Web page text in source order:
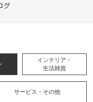
グ
インテリア・
生活雑貨
サービス・その他